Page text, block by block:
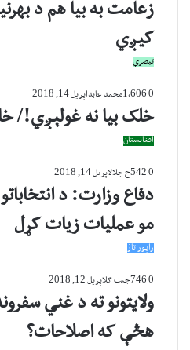
زعامت به بیا هم د
کیږي
تبصرې
محمد عابداپریل 14, 2018 0
خلک بیا نه غولېږي!/
افغانستان
ح جلالاپریل 14, 2018 0
دفاع وزارت: د
مو عمليات زيات کړل
راپور تاژ
جنت ګلاپریل 12, 2018 0
ولایتونو ته د غني
هڅې که اصلاحات؟